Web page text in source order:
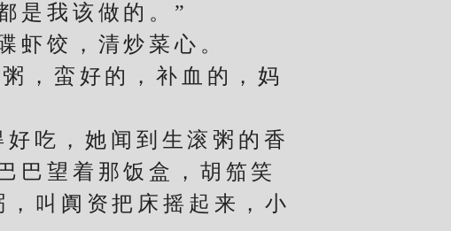
我该做的。”
饺，清炒菜心。
，蛮好的，补血的，妈
吃，她闻到生滚粥的香
巴望着那饭盒，胡笳笑
叫阗资把床摇起来，小